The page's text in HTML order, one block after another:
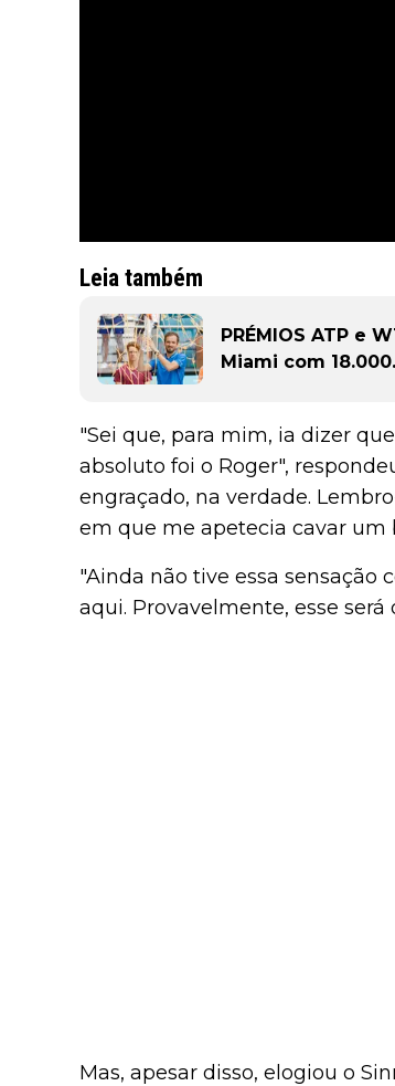
Leia também
PRÉMIOS ATP e
Miami com
"Sei que, para mim, ia dizer
absoluto foi o Roger",
engraçado, na verdade.
em que me apetecia cavar um
"Ainda não tive essa sensação
aqui. Provavelmente, esse
Mas, apesar disso, elogiou o